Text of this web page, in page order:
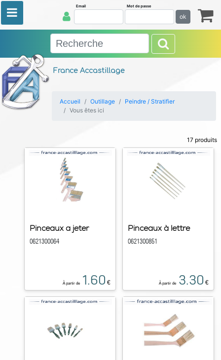
France Accastillage
Email Mot de passe
ok
Accueil Outillage
Peindre / Stratifier
Vous êtes ici
17 produits
Pinceaux a jeter
0621300064
À partir de 1.60 €
Pinceaux à lettre
0621300851
À partir de 3.30 €